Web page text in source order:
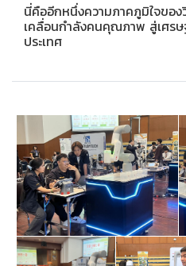
นี่คืออีกหนึ่งความภาคภูมิใจขอ
เคลื่อนกำลังคนคุณภาพ สู่เศร
ประเทศ